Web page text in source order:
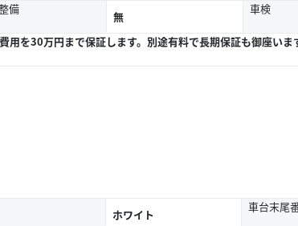
備 無 車検
用を30万円まで保証します。別途有料で長期保証も御座いま
ホワイト 車台末尾